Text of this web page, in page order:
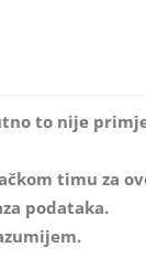
to nije
timu za
podataka.